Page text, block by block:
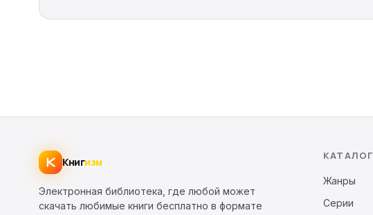
Книгизм
Электронная библиотека, где любой может
скачать любимые книги бесплатно в формате
КАТАЛОГ
Жанры
Серии